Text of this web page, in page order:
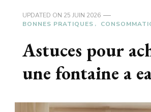
UPDATED ON 25 JUIN 2026
BONNES PRATIQUES
Astuces pour
une fontaine a